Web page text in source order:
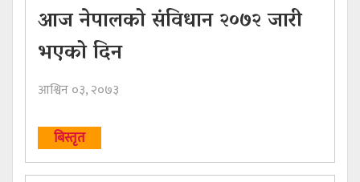
आज नेपालको संविधान २०७२ जारी
भएको दिन
आश्विन ०३, २०७३
बिस्तृत